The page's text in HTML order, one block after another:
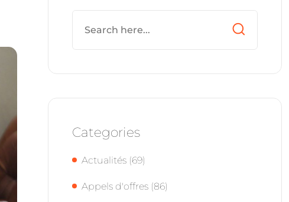
Categories
Actualités (69)
Appels d'offres (86)